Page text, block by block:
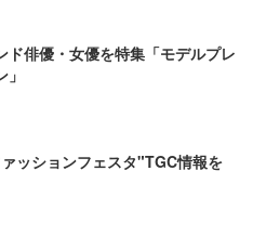
ド俳優・女優を特集「モデルプレ
ッションフェスタ"TGC情報を